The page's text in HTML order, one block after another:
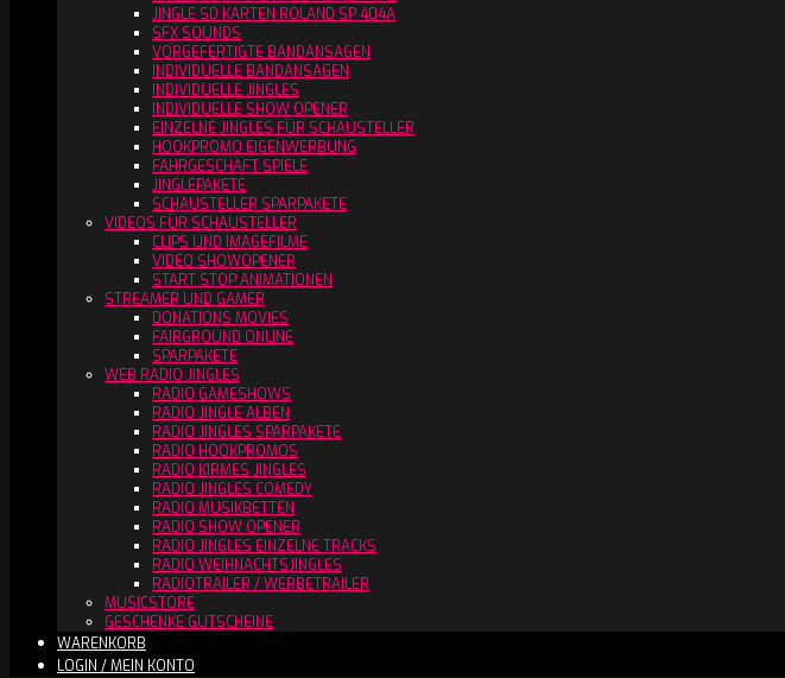
JINGLE SD KARTEN ROLAND SP 404A
SFX SOUNDS
VORGEFERTIGTE BANDANSAGEN
INDIVIDUELLE BANDANSAGEN
INDIVIDUELLE JINGLES
INDIVIDUELLE SHOW OPENER
EINZELNE JINGLES FÜR SCHAUSTELLER
HOOKPROMO EIGENWERBUNG
FAHRGESCHÄFT SPIELE
JINGLEPAKETE
SCHAUSTELLER SPARPAKETE
VIDEOS FÜR SCHAUSTELLER
CLIPS UND IMAGEFILME
VIDEO SHOWOPENER
START STOP ANIMATIONEN
STREAMER UND GAMER
DONATIONS MOVIES
FAIRGROUND ONLINE
SPARPAKETE
WEB RADIO JINGLES
RADIO GAMESHOWS
RADIO JINGLE ALBEN
RADIO JINGLES SPARPAKETE
RADIO HOOKPROMOS
RADIO KIRMES JINGLES
RADIO JINGLES COMEDY
RADIO MUSIKBETTEN
RADIO SHOW OPENER
RADIO JINGLES EINZELNE TRACKS
RADIO WEIHNACHTSJINGLES
RADIOTRAILER / WERBETRAILER
MUSICSTORE
GESCHENKE GUTSCHEINE
WARENKORB
LOGIN / MEIN KONTO